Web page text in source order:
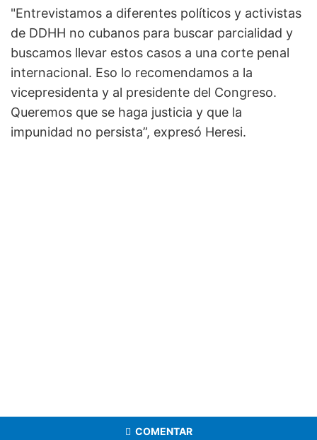
"Entrevistamos a diferentes políticos y activistas
de DDHH no cubanos para buscar parcialidad y
buscamos llevar estos casos a una corte penal
internacional. Eso lo recomendamos a la
vicepresidenta y al presidente del Congreso.
Queremos que se haga justicia y que la
impunidad no persista”, expresó Heresi.
COMENTAR